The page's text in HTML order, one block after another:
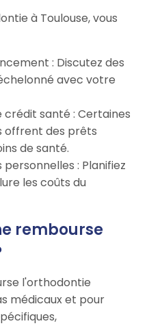
à Toulouse, vous
: Discutez des
avec votre
crédit santé : Certaines
offrent des prêts
de santé.
: Planifiez
les coûts du
rembourse
l'orthodontie
médicaux et pour